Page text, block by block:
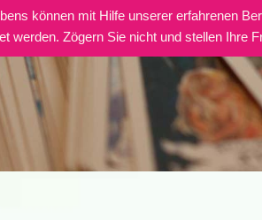
können mit Hilfe unserer erfahrenen
werden. Zögern Sie nicht und stellen Ihre